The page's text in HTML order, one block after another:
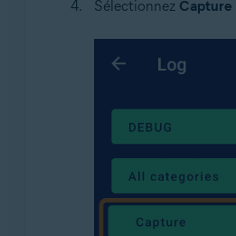
Sélectionnez Capture